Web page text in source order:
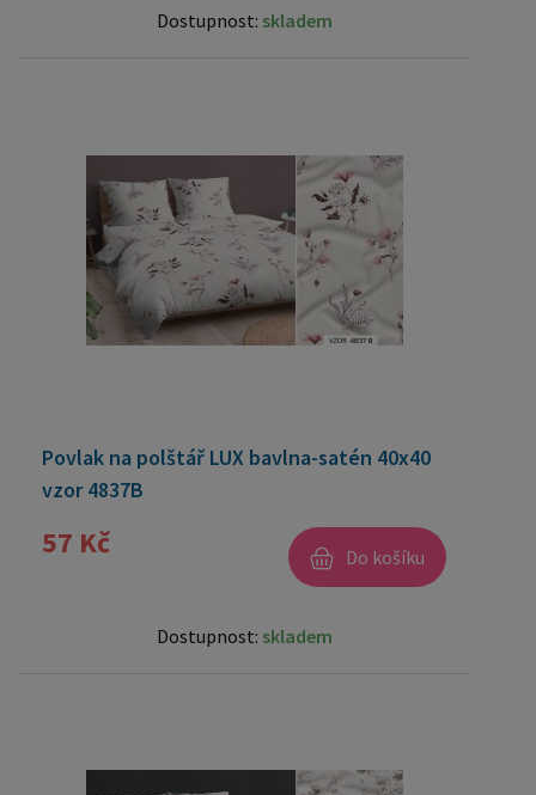
Dostupnost: skladem
Povlak na polštář LUX bavlna-satén 40x40
vzor 4837B
57 Kč Do košíku
Dostupnost: skladem